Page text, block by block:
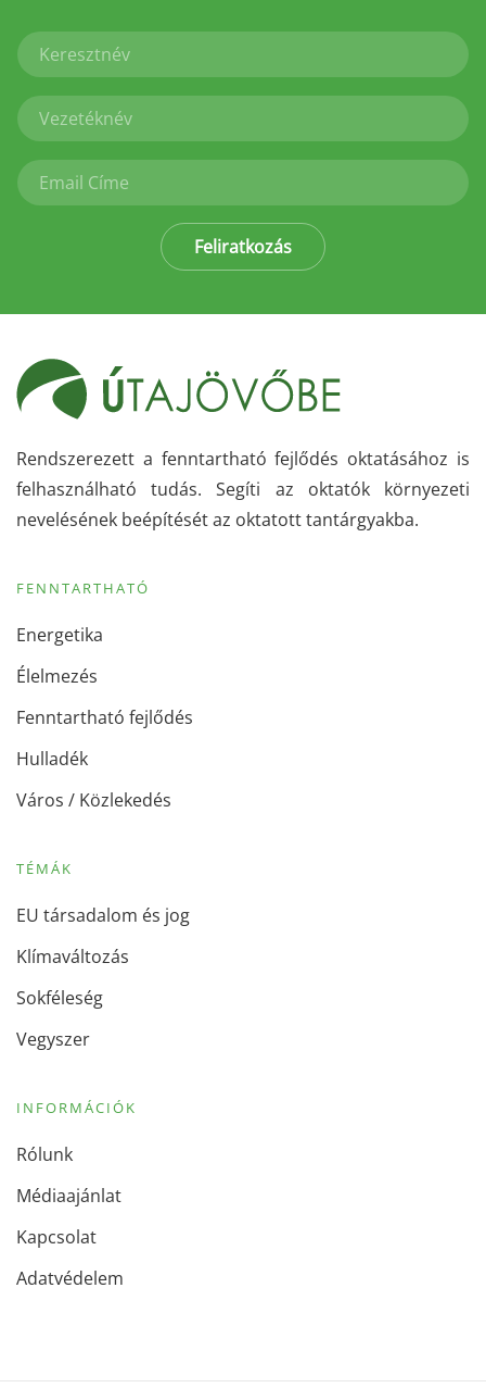
Feliratkozás
Rendszerezett a fenntartható fejlődés oktatásához is
felhasználható tudás. Segíti az oktatók környezeti
nevelésének beépítését az oktatott tantárgyakba.
FENNTARTHATÓ
Energetika
Élelmezés
Fenntartható fejlődés
Hulladék
Város / Közlekedés
TÉMÁK
EU társadalom és jog
Klímaváltozás
Sokféleség
Vegyszer
INFORMÁCIÓK
Rólunk
Médiaajánlat
Kapcsolat
Adatvédelem